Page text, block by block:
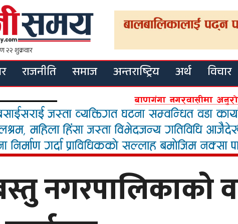
राजनीति समाज अन्तराष्ट्रिय अर्थ विचार
नगरपालिकाको